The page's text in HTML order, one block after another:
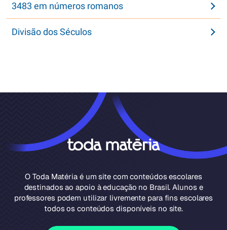
3483 em números romanos
Divisão dos Séculos
O Toda Matéria é um site com conteúdos escolares
destinados ao apoio à educação no Brasil. Alunos e
professores podem utilizar livremente para fins escolares
todos os conteúdos disponíveis no site.